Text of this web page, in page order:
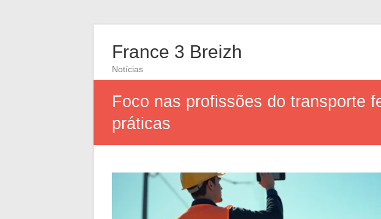
France 3 Breizh
Notícias
Foco nas profissões do transporte
práticas